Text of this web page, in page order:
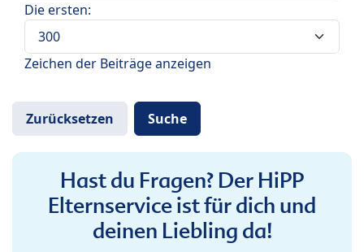
Die ersten:
Zeichen der Beiträge anzeigen
Hast du Fragen? Der HiPP
Elternservice ist für dich und
deinen Liebling da!